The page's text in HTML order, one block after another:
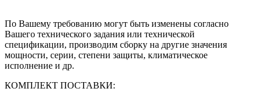
По Вашему требованию могут быть изменены согласно
Вашего технического задания или технической
спецификации, производим сборку на другие значения
мощности, серии, степени защиты, климатическое
исполнение и др.
КОМПЛЕКТ ПОСТАВКИ: